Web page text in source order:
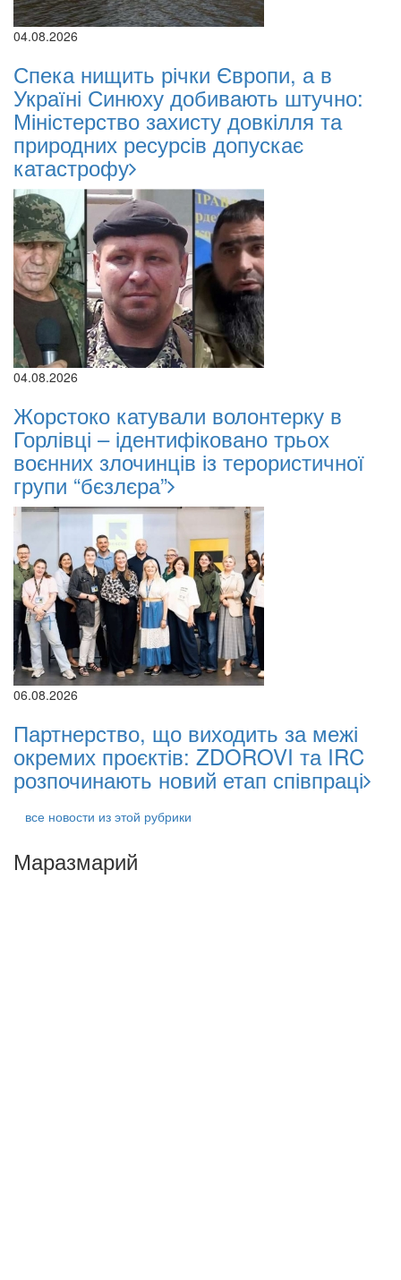
04.08.2026
Спека нищить річки Європи, а в
Україні Синюху добивають штучно:
Міністерство захисту довкілля та
природних ресурсів допускає
катастрофу
04.08.2026
Жорстоко катували волонтерку в
Горлівці – ідентифіковано трьох
воєнних злочинців із терористичної
групи “бєзлєра”
06.08.2026
Партнерство, що виходить за межі
окремих проєктів: ZDOROVI та IRC
розпочинають новий етап співпраці
все новости из этой рубрики
Маразмарий